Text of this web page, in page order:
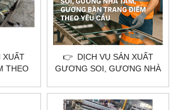
XUẤT
THEO
👉 DỊCH VỤ SẢN XUẤT
GƯƠNG SOI, GƯƠNG NHÀ
ĐIỂM THEO YÊU CẦU –
CITYBUILDING